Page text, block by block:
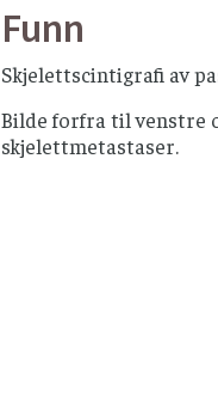
Funn
Skjelettscintigrafi av
Bilde forfra til venstre
skjelettmetastaser.